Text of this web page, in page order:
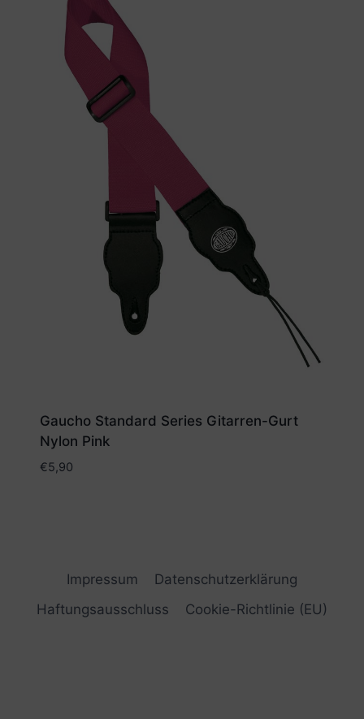
Gaucho Standard Series Gitarren-Gurt
Nylon Pink
€5,90
Impressum
Datenschutzerklärung
Haftungsausschluss
Cookie-Richtlinie (EU)